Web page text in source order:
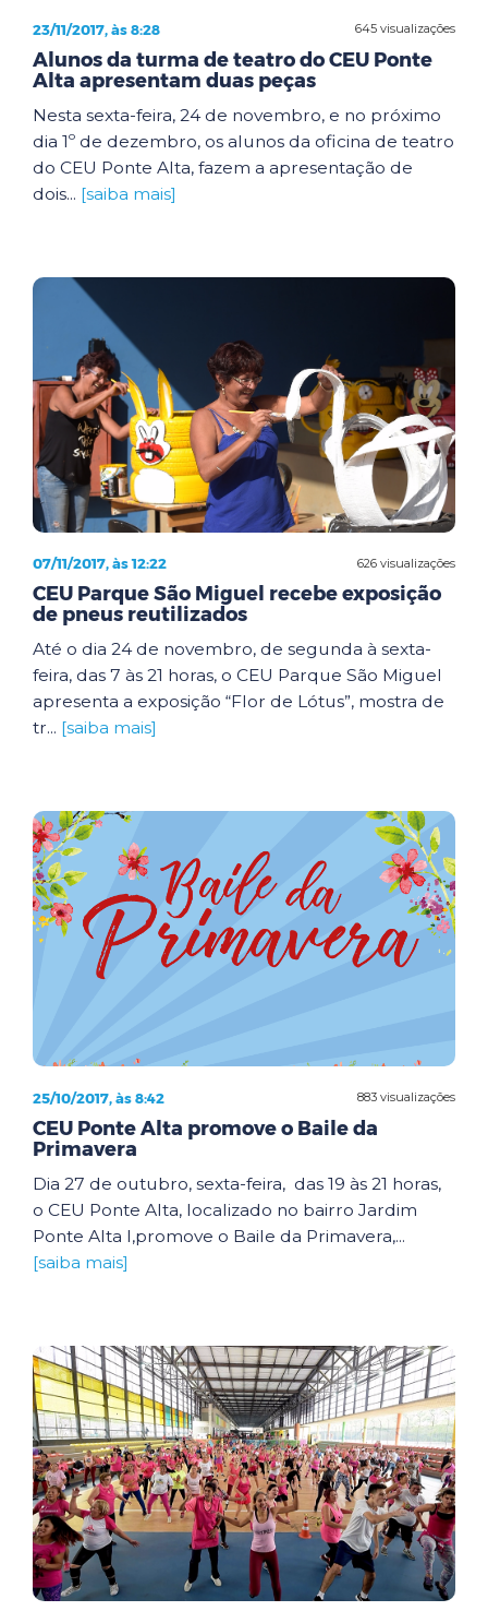
645 visualizações
23/11/2017, às 8:28
Alunos da turma de teatro do CEU Ponte
Alta apresentam duas peças
Nesta sexta-feira, 24 de novembro, e no próximo
dia 1º de dezembro, os alunos da oficina de teatro
do CEU Ponte Alta, fazem a apresentação de
dois... [saiba mais]
626 visualizações
07/11/2017, às 12:22
CEU Parque São Miguel recebe exposição
de pneus reutilizados
Até o dia 24 de novembro, de segunda à sexta-
feira, das 7 às 21 horas, o CEU Parque São Miguel
apresenta a exposição “Flor de Lótus”, mostra de
tr... [saiba mais]
883 visualizações
25/10/2017, às 8:42
CEU Ponte Alta promove o Baile da
Primavera
Dia 27 de outubro, sexta-feira, das 19 às 21 horas,
o CEU Ponte Alta, localizado no bairro Jardim
Ponte Alta I,promove o Baile da Primavera,...
[saiba mais]